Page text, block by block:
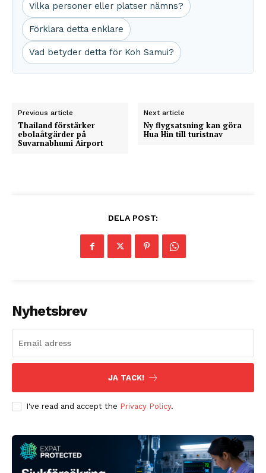
Vilka personer eller platser nämns?
Förklara detta enklare
Vad betyder detta för Koh Samui?
Previous article
Thailand förstärker
ebolaåtgärder på
Suvarnabhumi Airport
Next article
Ny flygsatsning kan göra
Hua Hin till turistnav
DELA POST:
Nyhetsbrev
JA TACK!
I've read and accept the Privacy Policy.